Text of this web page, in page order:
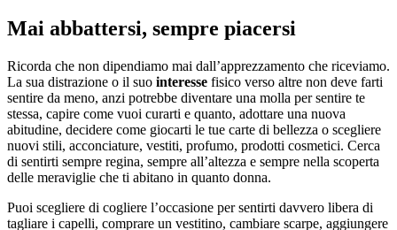
Mai abbattersi, sempre piacersi
Ricorda che non dipendiamo mai dall’apprezzamento che riceviamo.
La sua distrazione o il suo interesse fisico verso altre non deve farti
sentire da meno, anzi potrebbe diventare una molla per sentire te
stessa, capire come vuoi curarti e quanto, adottare una nuova
abitudine, decidere come giocarti le tue carte di bellezza o scegliere
nuovi stili, acconciature, vestiti, profumo, prodotti cosmetici. Cerca
di sentirti sempre regina, sempre all’altezza e sempre nella scoperta
delle meraviglie che ti abitano in quanto donna.
Puoi scegliere di cogliere l’occasione per sentirti davvero libera di
tagliare i capelli, comprare un vestitino, cambiare scarpe, aggiungere